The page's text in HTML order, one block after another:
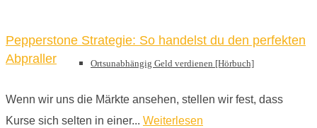
Ortsunabhängig Geld verdienen [Hörbuch]
Pepperstone Strategie: So handelst du den perfekten
Abpraller
Wenn wir uns die Märkte ansehen, stellen wir fest, dass
Kurse sich selten in einer... Weiterlesen